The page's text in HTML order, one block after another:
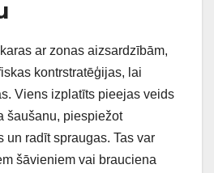
ar zonas aizsardzībām,
kontrstratēģijas, lai
Viens izplatīts pieejas veids
šaušanu, piespiežot
un radīt spraugas. Tas var
šāvieniem vai brauciena